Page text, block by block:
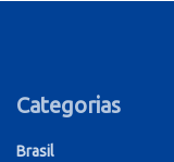
Categorias
Brasil